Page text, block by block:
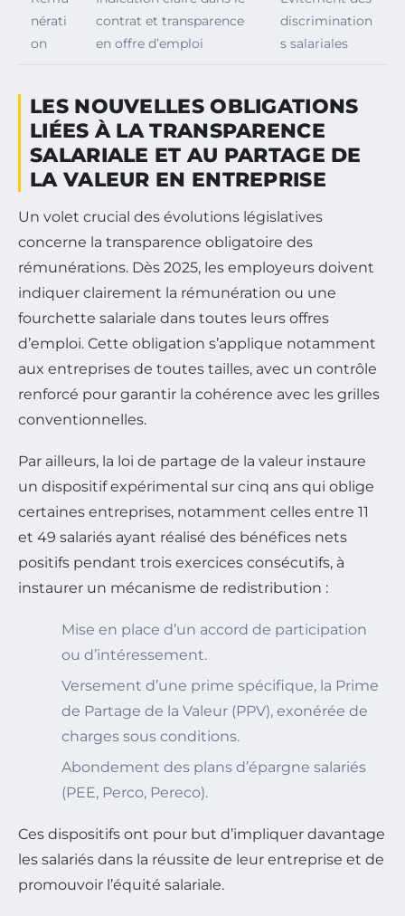
nérati
on
contrat et transparence
en offre d’emploi
discrimination
s salariales
LES NOUVELLES OBLIGATIONS
LIÉES À LA TRANSPARENCE
SALARIALE ET AU PARTAGE DE
LA VALEUR EN ENTREPRISE
Un volet crucial des évolutions législatives
concerne la transparence obligatoire des
rémunérations. Dès 2025, les employeurs doivent
indiquer clairement la rémunération ou une
fourchette salariale dans toutes leurs offres
d’emploi. Cette obligation s’applique notamment
aux entreprises de toutes tailles, avec un contrôle
renforcé pour garantir la cohérence avec les grilles
conventionnelles.
Par ailleurs, la loi de partage de la valeur instaure
un dispositif expérimental sur cinq ans qui oblige
certaines entreprises, notamment celles entre 11
et 49 salariés ayant réalisé des bénéfices nets
positifs pendant trois exercices consécutifs, à
instaurer un mécanisme de redistribution :
Mise en place d’un accord de participation
ou d’intéressement.
Versement d’une prime spécifique, la Prime
de Partage de la Valeur (PPV), exonérée de
charges sous conditions.
Abondement des plans d’épargne salariés
(PEE, Perco, Pereco).
Ces dispositifs ont pour but d’impliquer davantage
les salariés dans la réussite de leur entreprise et de
promouvoir l’équité salariale.